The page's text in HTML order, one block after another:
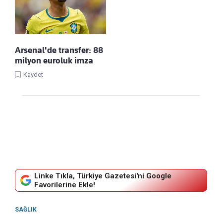
Arsenal'de transfer: 88
milyon euroluk imza
Kaydet
Linke Tıkla, Türkiye Gazetesi'ni Google
Favorilerine Ekle!
SAĞLIK